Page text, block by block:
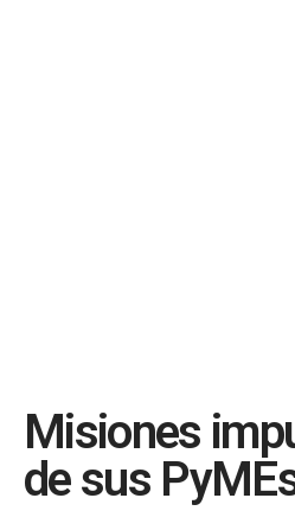
Misiones
de sus